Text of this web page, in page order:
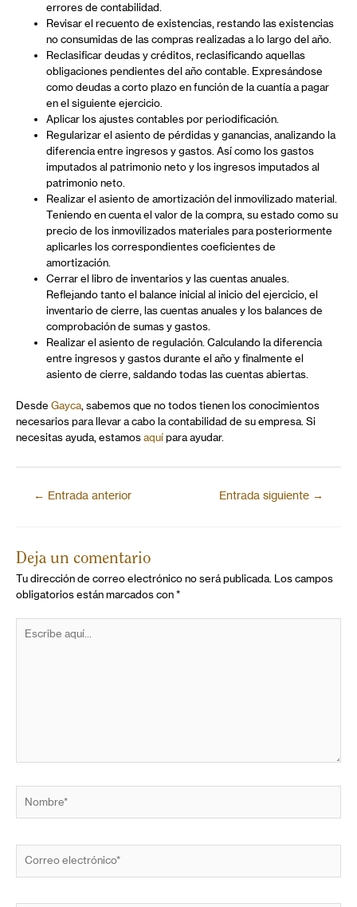
errores de contabilidad.
Revisar el recuento de existencias, restando las existencias
no consumidas de las compras realizadas a lo largo del año.
Reclasificar deudas y créditos, reclasificando aquellas
obligaciones pendientes del año contable. Expresándose
como deudas a corto plazo en función de la cuantía a pagar
en el siguiente ejercicio.
Aplicar los ajustes contables por periodificación.
Regularizar el asiento de pérdidas y ganancias, analizando la
diferencia entre ingresos y gastos. Así como los gastos
imputados al patrimonio neto y los ingresos imputados al
patrimonio neto.
Realizar el asiento de amortización del inmovilizado material.
Teniendo en cuenta el valor de la compra, su estado como su
precio de los inmovilizados materiales para posteriormente
aplicarles los correspondientes coeficientes de
amortización.
Cerrar el libro de inventarios y las cuentas anuales.
Reflejando tanto el balance inicial al inicio del ejercicio, el
inventario de cierre, las cuentas anuales y los balances de
comprobación de sumas y gastos.
Realizar el asiento de regulación. Calculando la diferencia
entre ingresos y gastos durante el año y finalmente el
asiento de cierre, saldando todas las cuentas abiertas.
Desde Gayca, sabemos que no todos tienen los conocimientos
necesarios para llevar a cabo la contabilidad de su empresa. Si
necesitas ayuda, estamos aquí para ayudar.
← Entrada anterior Entrada siguiente →
Deja un comentario
Tu dirección de correo electrónico no será publicada. Los campos
obligatorios están marcados con *